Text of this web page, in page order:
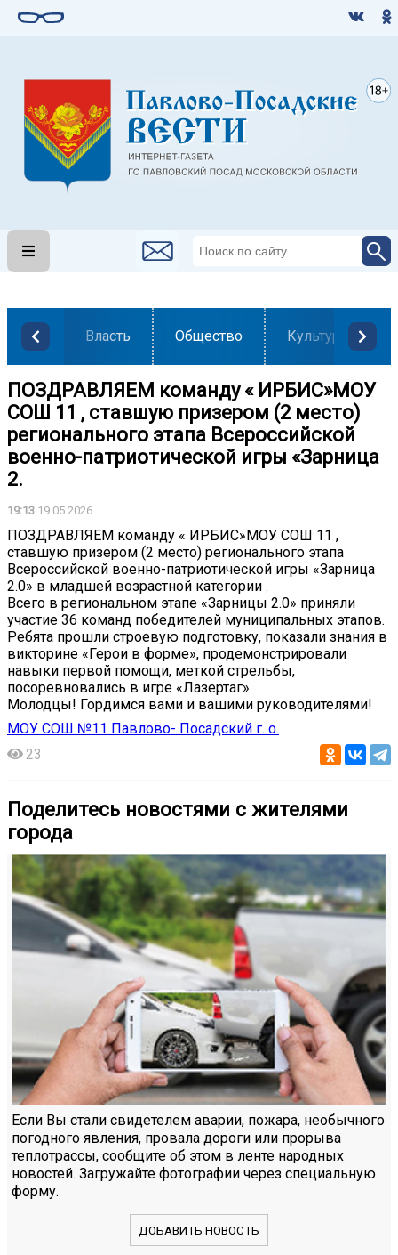
Власть Общество Культура
️ПОЗДРАВЛЯЕМ команду « ИРБИС»МОУ
СОШ 11 , ставшую призером (2 место)
регионального этапа Всероссийской
военно-патриотической игры «Зарница
2.
19:13 19.05.2026
️ПОЗДРАВЛЯЕМ команду « ИРБИС»МОУ СОШ 11 ,
ставшую призером (2 место) регионального этапа
Всероссийской военно-патриотической игры «Зарница
2.0» в младшей возрастной категории .
️Всего в региональном этапе «Зарницы 2.0» приняли
участие 36 команд победителей муниципальных этапов.
️Ребята прошли строевую подготовку, показали знания в
викторине «Герои в форме», продемонстрировали
навыки первой помощи, меткой стрельбы,
посоревновались в игре «Лазертаг».
Молодцы! Гордимся вами и вашими руководителями! ️️️
МОУ СОШ №11 Павлово- Посадский г. о.
23
Поделитесь новостями с жителями
города
Если Вы стали свидетелем аварии, пожара, необычного
погодного явления, провала дороги или прорыва
теплотрассы, сообщите об этом в ленте народных
новостей. Загружайте фотографии через специальную
форму.
ДОБАВИТЬ НОВОСТЬ